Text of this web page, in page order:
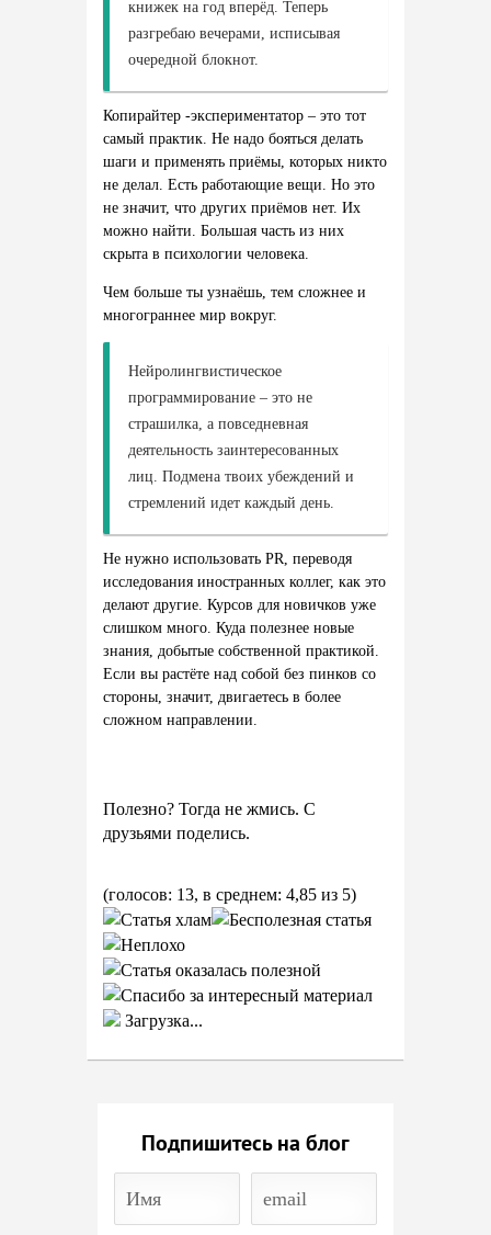
книжек на год вперёд. Теперь
разгребаю вечерами, исписывая
очередной блокнот.
Копирайтер -экспериментатор – это тот
самый практик. Не надо бояться делать
шаги и применять приёмы, которых никто
не делал. Есть работающие вещи. Но это
не значит, что других приёмов нет. Их
можно найти. Большая часть из них
скрыта в психологии человека.
Чем больше ты узнаёшь, тем сложнее и
многограннее мир вокруг.
Нейролингвистическое
программирование – это не
страшилка, а повседневная
деятельность заинтересованных
лиц. Подмена твоих убеждений и
стремлений идет каждый день.
Не нужно использовать PR, переводя
исследования иностранных коллег, как это
делают другие. Курсов для новичков уже
слишком много. Куда полезнее новые
знания, добытые собственной практикой.
Если вы растёте над собой без пинков со
стороны, значит, двигаетесь в более
сложном направлении.
Полезно? Тогда не жмись. С
друзьями поделись.
(голосов: 13, в среднем: 4,85 из 5)
Загрузка...
Подпишитесь на блог